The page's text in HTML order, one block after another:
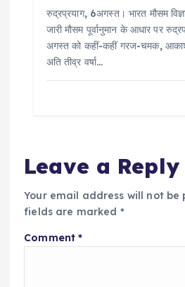
रुद्रप्रयाग, 6अगस्त। भारत मौसम
जारी मौसम पूर्वानुमान के आधार पर
अगस्त को कहीं-कहीं गरज-चमक,
अति तीव्र वर्षा…
Leave a Reply
Your email address will not be
fields are marked *
Comment*